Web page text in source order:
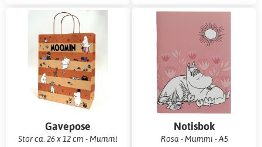
Gavepose
Stor ca. 26 x 12 cm - Mummi
Notisbok
Rosa - Mummi - A5